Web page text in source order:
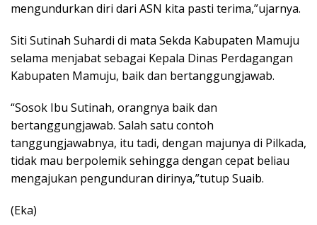
mengundurkan diri dari ASN kita pasti terima,”ujarnya.
Siti Sutinah Suhardi di mata Sekda Kabupaten Mamuju
selama menjabat sebagai Kepala Dinas Perdagangan
Kabupaten Mamuju, baik dan bertanggungjawab.
“Sosok Ibu Sutinah, orangnya baik dan
bertanggungjawab. Salah satu contoh
tanggungjawabnya, itu tadi, dengan majunya di Pilkada,
tidak mau berpolemik sehingga dengan cepat beliau
mengajukan pengunduran dirinya,”tutup Suaib.
(Eka)